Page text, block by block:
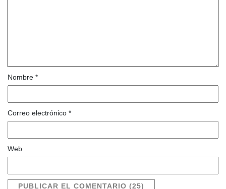
Nombre *
Correo electrónico *
Web